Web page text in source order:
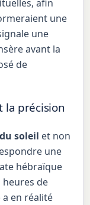
afin
une
de
la précision
soleil et non
une
hébraïque
heures de
en réalité